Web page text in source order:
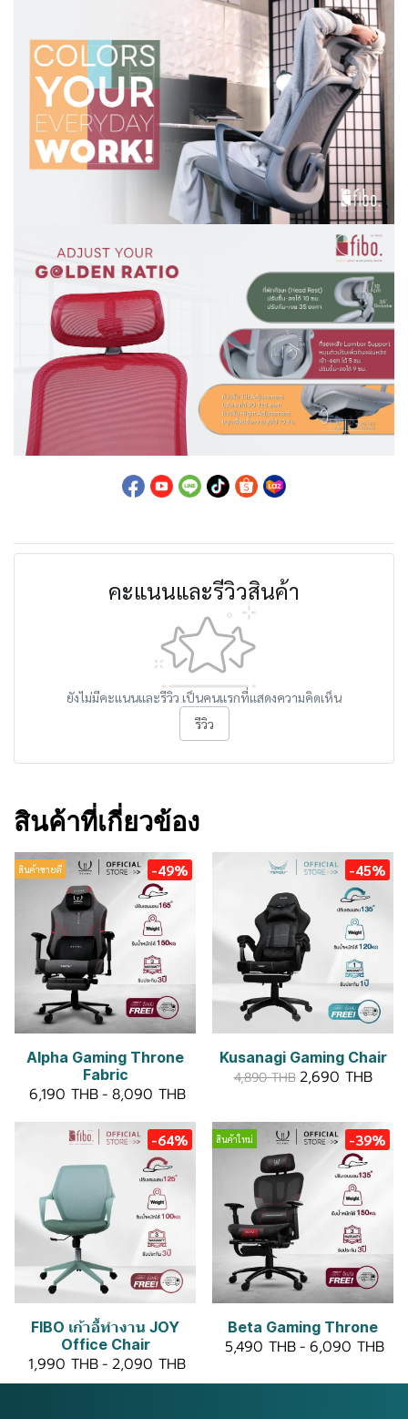
คะแนนและรีวิวสินค้า
ยังไม่มีคะแนนและรีวิว เป็นคนแรกที่แสดงความคิดเห็น
รีวิว
สินค้าที่เกี่ยวข้อง
สินค้าขายดี -49%
Alpha Gaming Throne
Fabric
6,190 THB- 8,090 THB
-45%
Kusanagi Gaming Chair
4,890 THB 2,690 THB
-64%
FIBO เก้าอี้ทำงาน JOY
Office Chair
1,990 THB- 2,090 THB
สินค้าใหม่ -39%
Beta Gaming Throne
5,490 THB- 6,090 THB